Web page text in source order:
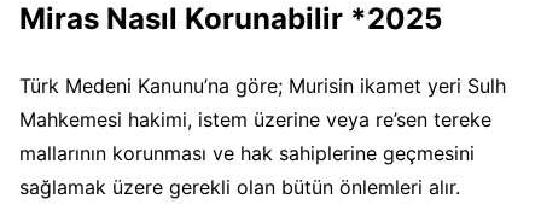
Miras Nasıl Korunabilir *2025
Türk Medeni Kanunu’na göre; Murisin ikamet yeri Sulh
Mahkemesi hakimi, istem üzerine veya re’sen tereke
mallarının korunması ve hak sahiplerine geçmesini
sağlamak üzere gerekli olan bütün önlemleri alır.